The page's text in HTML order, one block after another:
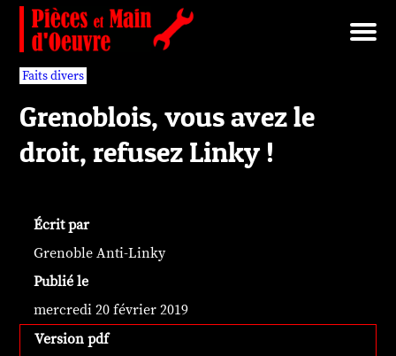
Brut/Archives
Faits divers
Nécrotechnologies
Documents
Librairie/Service Compris
Pièces détachées
Faits divers
Grenoblois, vous avez le
droit, refusez Linky !
Écrit par
Grenoble Anti-Linky
Publié le
mercredi 20 février 2019
Version pdf